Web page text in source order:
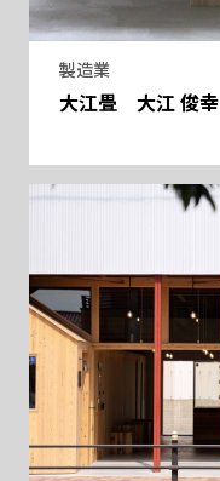
製造業
大江畳 大江 俊幸